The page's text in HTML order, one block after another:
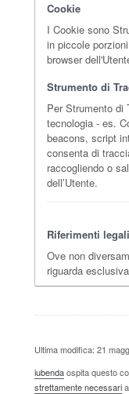
Cookie
I Cookie sono
in piccole
browser
Strumento di
Per Strumento di
tecnologia - es.
beacons, script
consenta di
raccogliendo o
dell’Utente.
Riferimenti legali
Ove non
riguarda
Ultima modifica: 21
iubendaospita questo
strettamente necessari